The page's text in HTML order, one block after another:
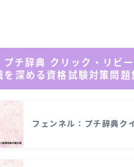
プチ辞典 クリック・リビー
を深める資格試験対策問題
フェンネル：プチ辞典ク